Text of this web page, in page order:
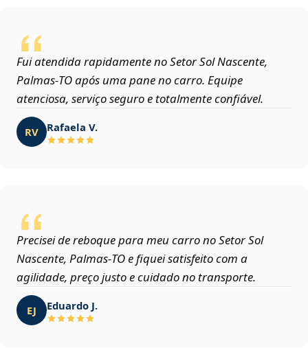
Fui atendida rapidamente no Setor Sol Nascente,
Palmas‑TO após uma pane no carro. Equipe
atenciosa, serviço seguro e totalmente confiável.
RV Rafaela V.
Precisei de reboque para meu carro no Setor Sol
Nascente, Palmas‑TO e fiquei satisfeito com a
agilidade, preço justo e cuidado no transporte.
EJ Eduardo J.